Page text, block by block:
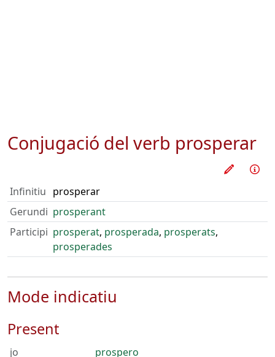
Conjugació del verb prosperar
Infinitiu prosperar
Gerundi prosperant
Participi prosperat, prosperada, prosperats,
prosperades
Mode indicatiu
Present
jo
prospero